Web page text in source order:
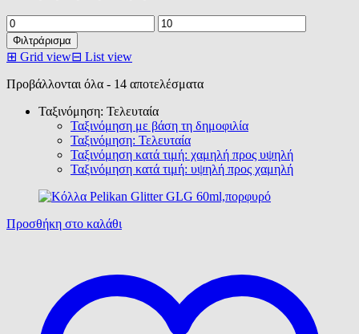
Ελάχιστη
τιμή
Μέγιστη
τιμή
Φιλτράρισμα
⊞ Grid view⊟ List view
Προβάλλονται όλα - 14 αποτελέσματαSorted
Ταξινόμηση: Τελευταία
Ταξινόμηση με βάση τη δημοφιλία
Ταξινόμηση: Τελευταία
Ταξινόμηση κατά τιμή: χαμηλή προς υψηλή
Ταξινόμηση κατά τιμή: υψηλή προς χαμηλή
Προσθήκη στο καλάθι